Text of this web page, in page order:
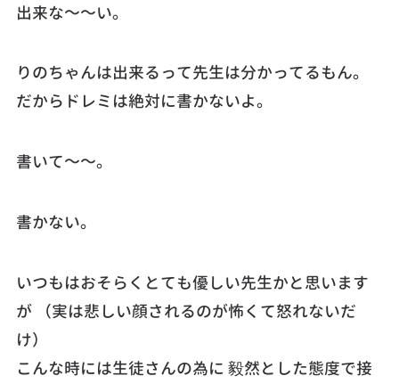
出来な～～い。
りのちゃんは出来るって先生は分かってるもん。
だからドレミは絶対に書かないよ。
書いて～～。
書かない。
いつもはおそらくとても優しい先生かと思います
が （実は悲しい顔されるのが怖くて怒れないだ
け）
こんな時には生徒さんの為に 毅然とした態度で接